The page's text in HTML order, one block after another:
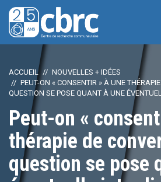
ACCUEIL
NOUVELLES + IDÉES
PEUT-ON « CONSENTIR » À UNE
QUESTION SE POSE QUANT À UNE
Peut-on «
thérapie de
question se pose